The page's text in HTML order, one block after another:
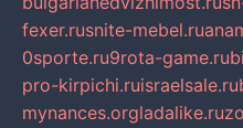
fexer.rusnite-mebel.ru
0sporte.ru9rota-game.ru
pro-kirpichi.ruisraelsale.ru
mynances.orgladalike.ru